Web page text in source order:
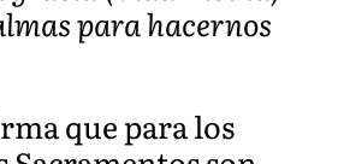
para hacernos
que para los